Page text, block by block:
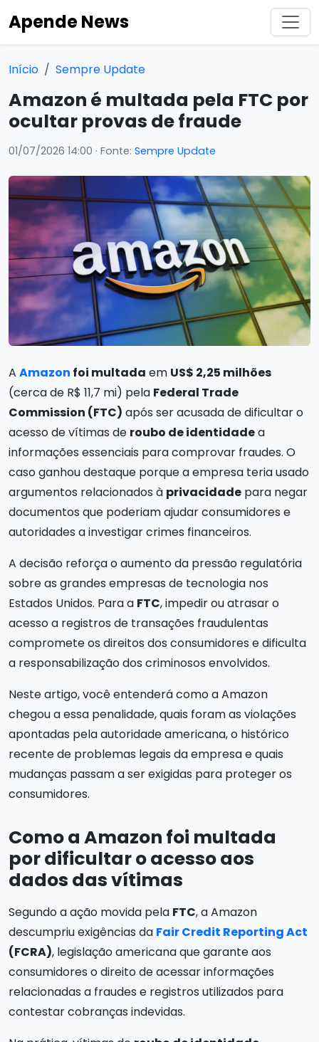
Apende News
Início Sempre Update
Amazon é multada pela FTC por
ocultar provas de fraude
01/07/2026 14:00 · Fonte: Sempre Update
A Amazon foi multada em US$ 2,25 milhões
(cerca de R$ 11,7 mi) pela Federal Trade
Commission (FTC) após ser acusada de dificultar o
acesso de vítimas de roubo de identidadea
informações essenciais para comprovar fraudes. O
caso ganhou destaque porque a empresa teria usado
argumentos relacionados à privacidade para negar
documentos que poderiam ajudar consumidores e
autoridades a investigar crimes financeiros.
A decisão reforça o aumento da pressão regulatória
sobre as grandes empresas de tecnologia nos
Estados Unidos. Para a FTC, impedir ou atrasar o
acesso a registros de transações fraudulentas
compromete os direitos dos consumidores e dificulta
a responsabilização dos criminosos envolvidos.
Neste artigo, você entenderá como a Amazon
chegou a essa penalidade, quais foram as violações
apontadas pela autoridade americana, o histórico
recente de problemas legais da empresa e quais
mudanças passam a ser exigidas para proteger os
consumidores.
Como a Amazon foi multada
por dificultar o acesso aos
dados das vítimas
Segundo a ação movida pela FTC, a Amazon
descumpriu exigências da Fair Credit Reporting Act
(FCRA), legislação americana que garante aos
consumidores o direito de acessar informações
relacionadas a fraudes e registros utilizados para
contestar cobranças indevidas.